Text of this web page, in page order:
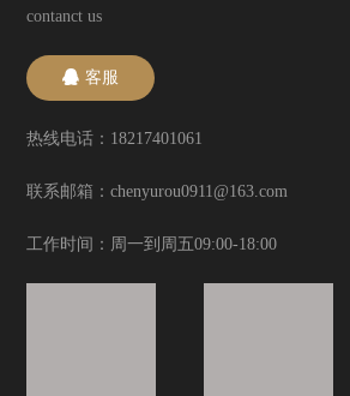
contanct us
客服
热线电话：18217401061
联系邮箱：chenyurou0911@163.com
工作时间：周一到周五09:00-18:00